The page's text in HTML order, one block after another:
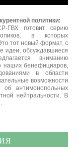
политики:
ГВХ готовит серию
в которых
тот новый формат, с
идеи, обсуждавшиеся
вниманию
наших бенефициаров,
в области
возможности
антимонопольных
нейтральности. В